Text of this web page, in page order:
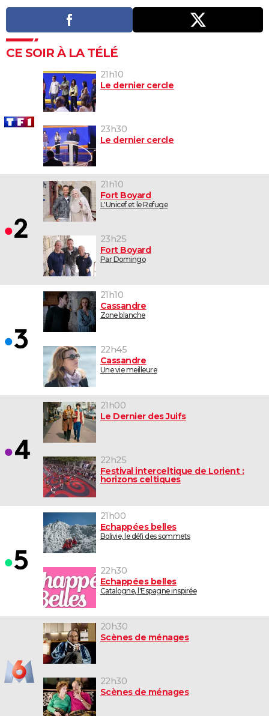
CE SOIR À LA TÉLÉ
21h10
Le dernier cercle
23h30
Le dernier cercle
21h10
Fort Boyard
L'Unicef et le Refuge
23h25
Fort Boyard
Par Domingo
21h10
Cassandre
Zone blanche
22h45
Cassandre
Une vie meilleure
21h00
Le Dernier des Juifs
22h25
Festival interceltique de Lorient :
horizons celtiques
21h00
Echappées belles
Bolivie, le défi des sommets
22h30
Echappées belles
Catalogne, l'Espagne inspirée
20h30
Scènes de ménages
22h30
Scènes de ménages